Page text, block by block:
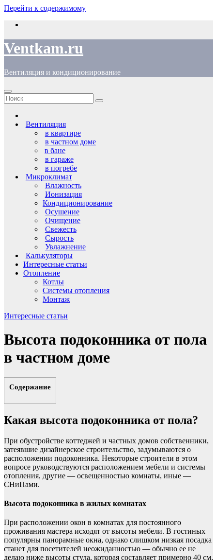
Перейти к содержимому
Ventkam.ru
Вентиляция и кондиционирование
Вентиляция
в квартире
в частном доме
в бане
в гараже
в погребе
Микроклимат
Влажность
Ионизация
Кондиционирование
Осушение
Очищение
Свежесть
Сырость
Увлажнение
Калькуляторы
Интересные статьи
Отопление
Котлы
Системы отопления
Монтаж
Интересные статьи
Высота подоконника от пола
в частном доме
Содержание
Какая высота подоконника от пола?
При обустройстве коттеджей и частных домов собственники,
затеявшие дизайнерское строительство, задумываются о
расположении подоконника. Некоторые строители в этом
вопросе руководствуются расположением мебели и системы
отопления, другие — освещенностью комнаты, иные —
СНиПами.
Высота подоконника в жилых комнатах
При расположении окон в комнатах для постоянного
проживания мастера исходят от высоты мебели. В гостиных
популярны панорамные окна, однако слишком низкая посадка
станет для посетителей неожиданностью — обычно ее не
делаю ниже высоты стула, которая составляет примерно 40 см,